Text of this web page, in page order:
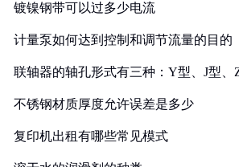
镀镍钢带可以过多少电流
计量泵如何达到控制和调节流量的目的
联轴器的轴孔形式有三种：Y型、J型、
不锈钢材质厚度允许误差是多少
复印机出租有哪些常见模式